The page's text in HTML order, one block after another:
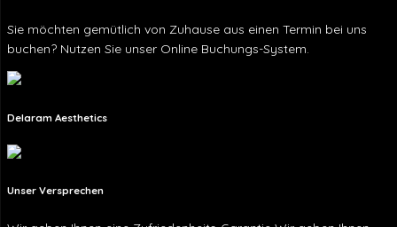
Sie möchten gemütlich von Zuhause aus einen Termin bei uns
buchen? Nutzen Sie unser Online Buchungs-System.
Delaram Aesthetics
Unser Versprechen